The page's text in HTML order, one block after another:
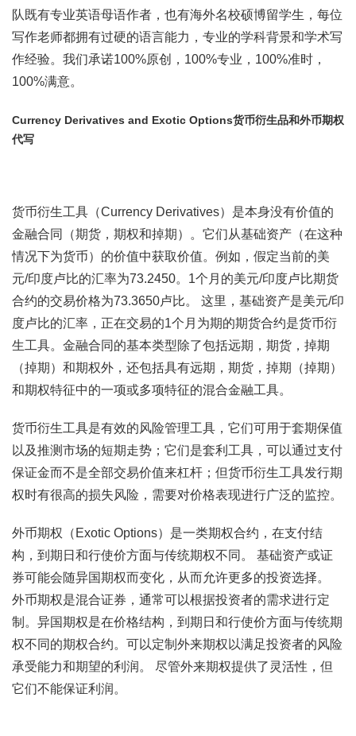
队既有专业英语母语作者，也有海外名校硕博留学生，每位
写作老师都拥有过硬的语言能力，专业的学科背景和学术写
作经验。我们承诺100%原创，100%专业，100%准时，
100%满意。
Currency Derivatives and Exotic Options货币衍生品和外币期权
代写
货币衍生工具（Currency Derivatives）是本身没有价值的
金融合同（期货，期权和掉期）。它们从基础资产（在这种
情况下为货币）的价值中获取价值。例如，假定当前的美
元/印度卢比的汇率为73.2450。1个月的美元/印度卢比期货
合约的交易价格为73.3650卢比。 这里，基础资产是美元/印
度卢比的汇率，正在交易的1个月为期的期货合约是货币衍
生工具。金融合同的基本类型除了包括远期，期货，掉期
（掉期）和期权外，还包括具有远期，期货，掉期（掉期）
和期权特征中的一项或多项特征的混合金融工具。
货币衍生工具是有效的风险管理工具，它们可用于套期保值
以及推测市场的短期走势；它们是套利工具，可以通过支付
保证金而不是全部交易价值来杠杆；但货币衍生工具发行期
权时有很高的损失风险，需要对价格表现进行广泛的监控。
外币期权（Exotic Options）是一类期权合约，在支付结
构，到期日和行使价方面与传统期权不同。 基础资产或证
券可能会随异国期权而变化，从而允许更多的投资选择。
外币期权是混合证券，通常可以根据投资者的需求进行定
制。异国期权是在价格结构，到期日和行使价方面与传统期
权不同的期权合约。可以定制外来期权以满足投资者的风险
承受能力和期望的利润。 尽管外来期权提供了灵活性，但
它们不能保证利润。